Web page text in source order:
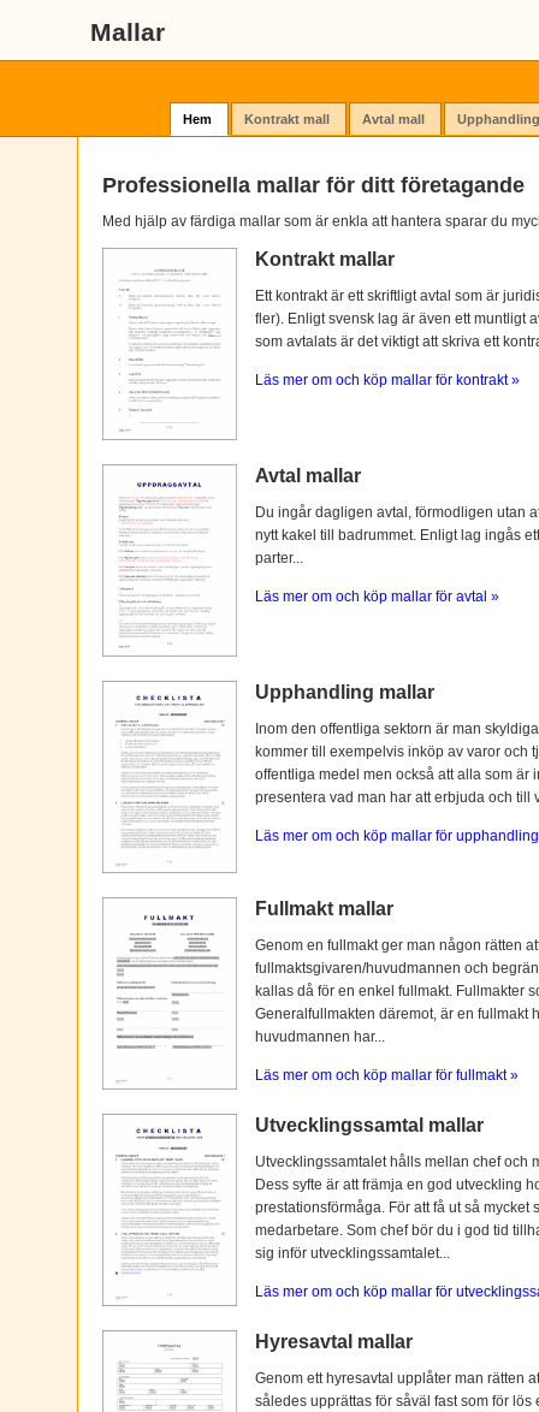
Mallar
Hem Kontrakt mall Avtal mall
Professionella mallar för ditt företagande
Med hjälp av färdiga mallar som är enkla att hantera sparar du
Kontrakt mallar
Ett kontrakt är ett skriftligt avtal som är
fler). Enligt svensk lag är även ett muntligt
som avtalats är det viktigt att skriva ett
Läs mer om och köp mallar för kontrakt »
Avtal mallar
Du ingår dagligen avtal, förmodligen utan
nytt kakel till badrummet. Enligt lag ingås
parter...
Läs mer om och köp mallar för avtal »
Upphandling mallar
Inom den offentliga sektorn är man
kommer till exempelvis inköp av varor och
offentliga medel men också att alla som är
presentera vad man har att erbjuda och till
Läs mer om och köp mallar för
Fullmakt mallar
Genom en fullmakt ger man någon rätten
fullmaktsgivaren/huvudmannen och
kallas då för en enkel fullmakt. Fullmakter
Generalfullmakten däremot, är en fullmakt
huvudmannen har...
Läs mer om och köp mallar för fullmakt »
Utvecklingssamtal mallar
Utvecklingssamtalet hålls mellan chef och
Dess syfte är att främja en god utveckling
prestationsförmåga. För att få ut så
medarbetare. Som chef bör du i god tid
sig inför utvecklingssamtalet...
Läs mer om och köp mallar för
Hyresavtal mallar
Genom ett hyresavtal upplåter man rätten
således upprättas för såväl fast som för